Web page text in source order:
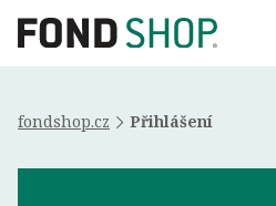
fondshop.cz Přihlášení